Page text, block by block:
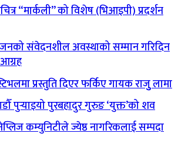
“मार्कली” को विशेष (भिआइपी) प्रदर्शन
संवेदनशील अवस्थाको सम्मान गरिदिन
प्रस्तुति दिएर फर्किए गायक राजुु लामा
पुर्‍याइयो पुरबहादुर गुरुङ ‘युक्त’को शव
कम्युनिटीले ज्येष्ठ नागरिकलाई सम्पदा